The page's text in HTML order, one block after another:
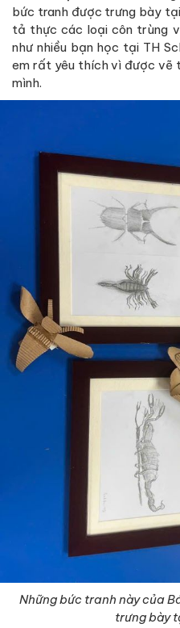
bức tranh được trưng bày
tả thực các loại côn trùng
như nhiều bạn học tại TH
em rất yêu thích vì được vẽ
mình.
Những bức tranh này của
trưng bày